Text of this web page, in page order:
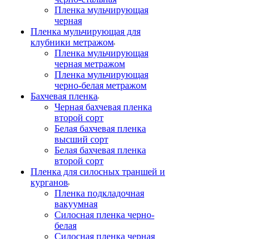
Пленка мульчирующая
черная
Пленка мульчирующая для
клубники метражом
Пленка мульчирующая
черная метражом
Пленка мульчирующая
черно-белая метражом
Бахчевая пленка
Черная бахчевая пленка
второй сорт
Белая бахчевая пленка
высший сорт
Белая бахчевая пленка
второй сорт
Пленка для силосных траншей и
курганов
Пленка подкладочная
вакуумная
Силосная пленка черно-
белая
Силосная пленка черная